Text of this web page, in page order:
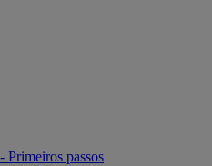
Primeiros passos